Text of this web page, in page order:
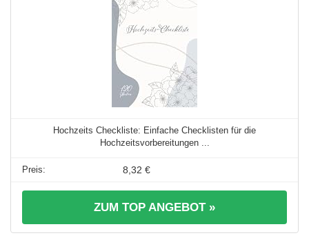
Hochzeits Checkliste: Einfache Checklisten für die
Hochzeitsvorbereitungen ...
8,32 €
ZUM TOP ANGEBOT »